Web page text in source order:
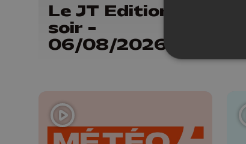
Le JT Edition du
soir -
06/08/2026